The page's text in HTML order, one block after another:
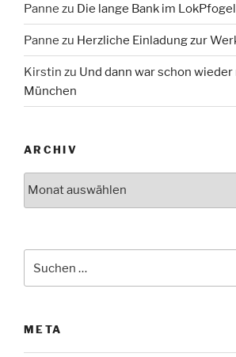
Panne zu Die lange Bank im LokPfogel
Panne zu Herzliche Einladung zur
Kirstin zu Und dann war schon
München
ARCHIV
META